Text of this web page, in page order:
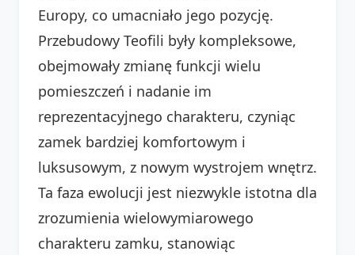
Europy, co umacniało jego pozycję.
Przebudowy Teofili były kompleksowe,
obejmowały zmianę funkcji wielu
pomieszczeń i nadanie im
reprezentacyjnego charakteru, czyniąc
zamek bardziej komfortowym i
luksusowym, z nowym wystrojem wnętrz.
Ta faza ewolucji jest niezwykle istotna dla
zrozumienia wielowymiarowego
charakteru zamku, stanowiąc